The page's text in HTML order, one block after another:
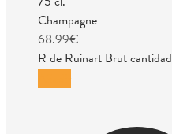
Champagne
68.99€
R de Ruinart Brut cantidad